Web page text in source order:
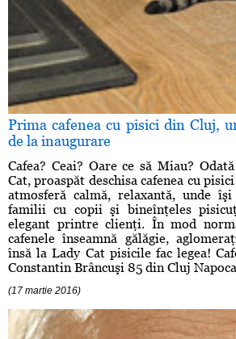
Prima cafenea cu pisici din Cluj,
de la inaugurare
Cafea? Ceai? Oare ce să Miau?
Cat, proaspăt deschisa cafenea cu
atmosferă calmă, relaxantă, unde
familii cu copii şi bineînţeles
elegant printre clienţi. În mod
cafenele înseamnă gălăgie,
însă la Lady Cat pisicile fac legea!
Constantin Brâncuşi 85 din Cluj
(17 martie 2016)